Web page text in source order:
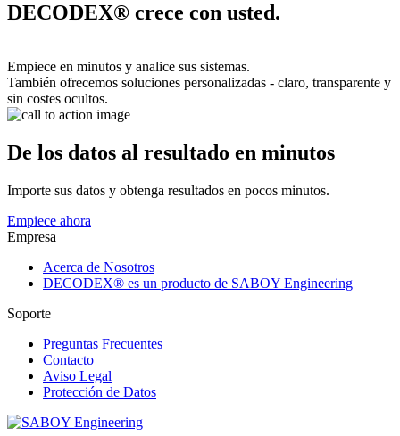
DECODEX® crece con usted.
Empiece en minutos y analice sus sistemas.
También ofrecemos soluciones personalizadas - claro, transparente y
sin costes ocultos.
De los datos al resultado en minutos
Importe sus datos y obtenga resultados en pocos minutos.
Empiece ahora
Empresa
Acerca de Nosotros
DECODEX® es un producto de SABOY Engineering
Soporte
Preguntas Frecuentes
Contacto
Aviso Legal
Protección de Datos